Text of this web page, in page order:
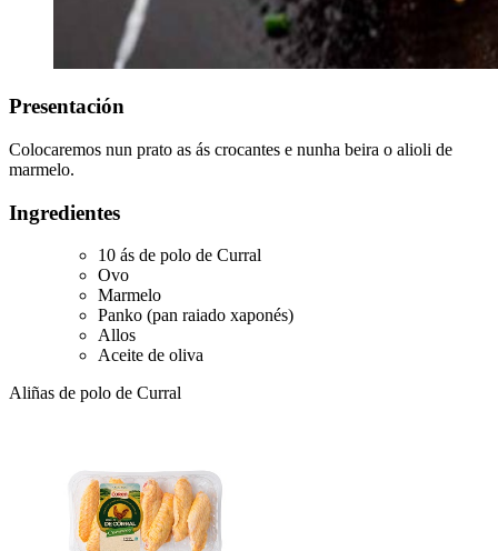
Presentación
Colocaremos nun prato as ás crocantes e nunha beira o alioli de
marmelo.
Ingredientes
10 ás de polo de Curral
Ovo
Marmelo
Panko (pan raiado xaponés)
Allos
Aceite de oliva
Aliñas de polo de Curral